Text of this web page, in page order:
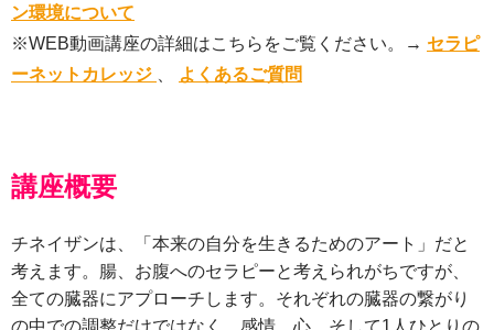
ン環境について
※WEB動画講座の詳細はこちらをご覧ください。→ セラピ
ーネットカレッジ
よくあるご質問
講座概要
チネイザンは、「本来の自分を生きるためのアート」だと
考えます。腸、お腹へのセラピーと考えられがちですが、
全ての臓器にアプローチします。それぞれの臓器の繋がり